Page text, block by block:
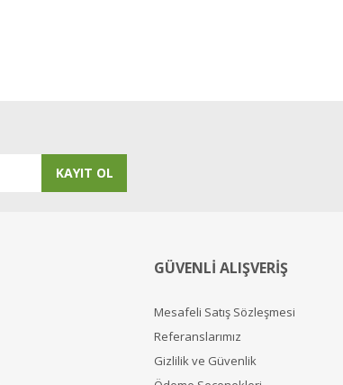
KAYIT OL
GÜVENLİ ALIŞVERİŞ
Mesafeli Satış Sözleşmesi
Referanslarımız
Gizlilik ve Güvenlik